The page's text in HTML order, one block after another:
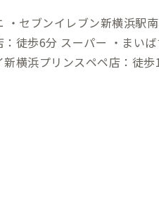
・セブンイレブン新横浜駅
すけっと横浜篠原町店：徒歩8分 ・フー
新横浜プリンスペペ店：徒